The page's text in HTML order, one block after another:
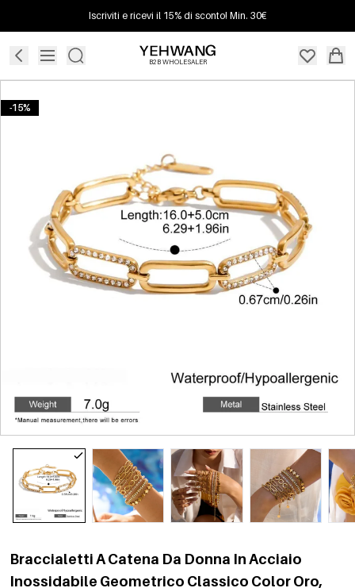
Iscriviti e ricevi il 15% di sconto! Min. 30€
B2B WHOLESALER
-15%
Braccialetti A Catena Da Donna In Acciaio
Inossidabile Geometrico Classico Color Oro,